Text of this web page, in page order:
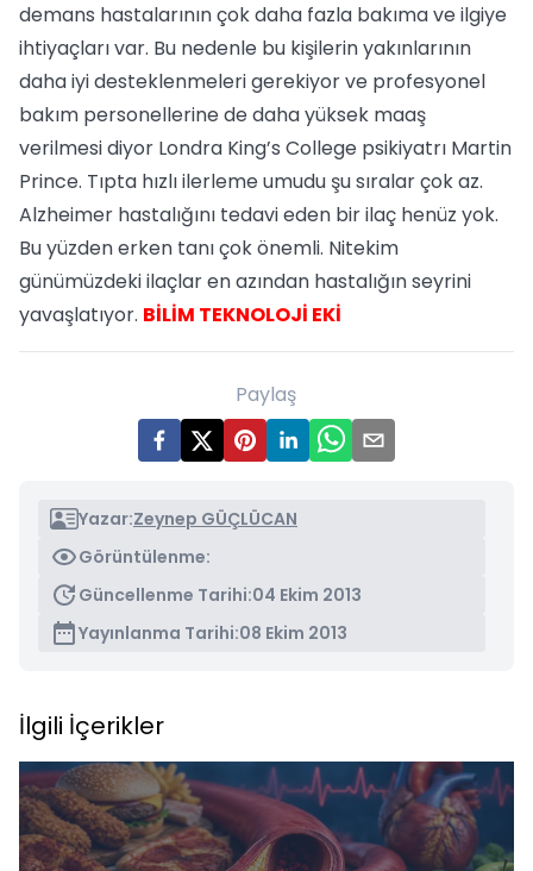
demans hastalarının çok daha fazla bakıma ve ilgiye
ihtiyaçları var. Bu nedenle bu kişilerin yakınlarının
daha iyi desteklenmeleri gerekiyor ve profesyonel
bakım personellerine de daha yüksek maaş
verilmesi diyor Londra King’s College psikiyatrı Martin
Prince. Tıpta hızlı ilerleme umudu şu sıralar çok az.
Alzheimer hastalığını tedavi eden bir ilaç henüz yok.
Bu yüzden erken tanı çok önemli. Nitekim
günümüzdeki ilaçlar en azından hastalığın seyrini
yavaşlatıyor. BİLİM TEKNOLOJİ EKİ
Paylaş
Yazar:Zeynep GÜÇLÜCAN
Görüntülenme:
Güncellenme Tarihi:04 Ekim 2013
Yayınlanma Tarihi:08 Ekim 2013
İlgili İçerikler